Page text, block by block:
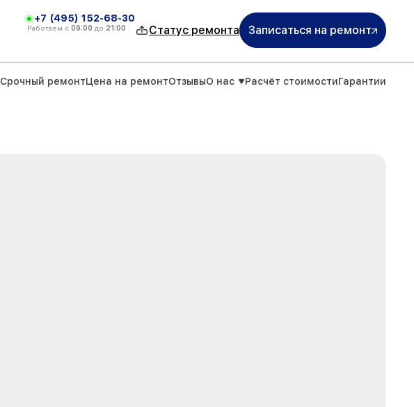
+7 (495) 152-68-30
Работаем с 09:00 до 21:00 Статус ремонта Записаться на ремонт
Срочный ремонтЦена на ремонтОтзывыО нас Расчёт стоимостиГарантии